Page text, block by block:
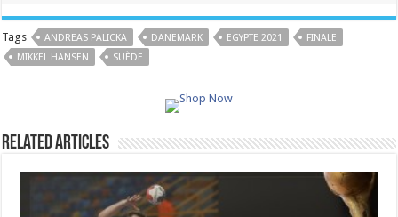
Tags ANDREAS PALICKA DANEMARK EGYPTE 2021
FINALE
MIKKEL HANSEN
SUÈDE
Related Articles